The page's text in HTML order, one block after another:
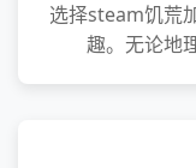
选择steam饥荒
趣。无论地